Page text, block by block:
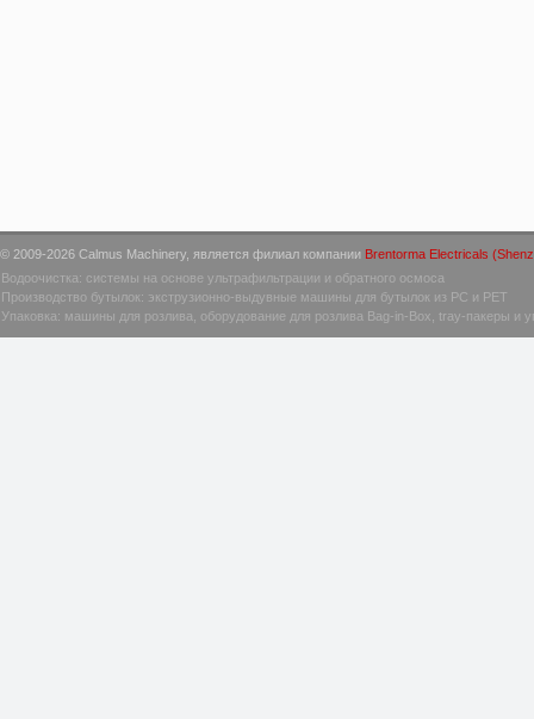
© 2009-2026 Calmus Machinery, является филиал компании Brentorma Electricals
Водоочистка: системы на основе ультрафильтрации и обратного осмоса
Производство бутылок: экструзионно-выдувные машины для бутылок из PC и PET
Упаковка: машины для розлива, оборудование для розлива Bag-in-Box, tray-пакеры и